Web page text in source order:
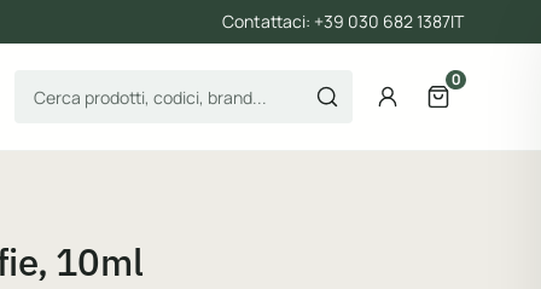
Contattaci: +39 030 682 1387IT
Cerca prodotti AccountApri il
0
10ml